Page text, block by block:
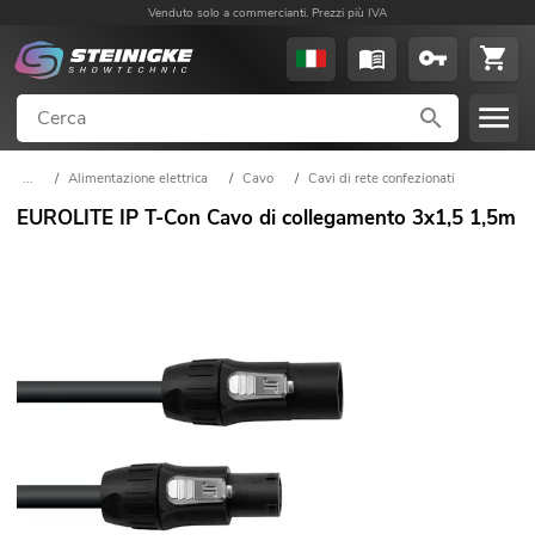
Venduto solo a commercianti. Prezzi più IVA
... / Alimentazione elettrica / Cavo / Cavi di rete confezionati
EUROLITE IP T-Con Cavo di collegamento 3x1,5 1,5m